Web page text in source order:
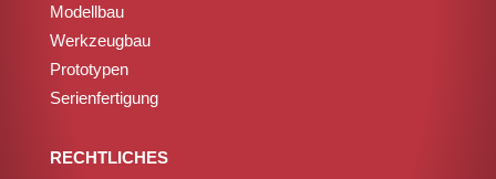
Modellbau
Werkzeugbau
Prototypen
Serienfertigung
RECHTLICHES